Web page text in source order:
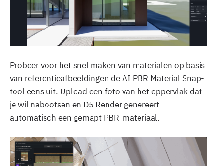
Probeer voor het snel maken van materialen op basis
van referentieafbeeldingen de AI PBR Material Snap-
tool eens uit. Upload een foto van het oppervlak dat
je wil nabootsen en D5 Render genereert
automatisch een gemapt PBR-materiaal.